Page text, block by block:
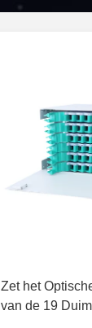
Zet het
van de 19